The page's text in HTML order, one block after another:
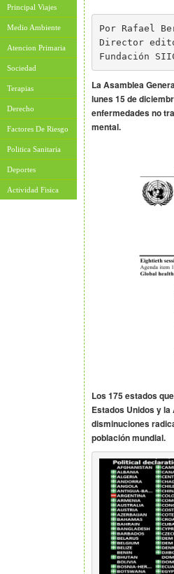
Principal Viajes
Medio Ambiente
Atencion Primaria
Sociedad
Terapias
Derecho
Factores De Riesgo
Politica Sanitaria
Deportes
Actividad Fisica
Por Rafael
Director
Fundación
La Asamblea
lunes 15 de
enfermedades no
mental.
Los 175 estados
Estados Unidos y
disminuciones
población mundial.